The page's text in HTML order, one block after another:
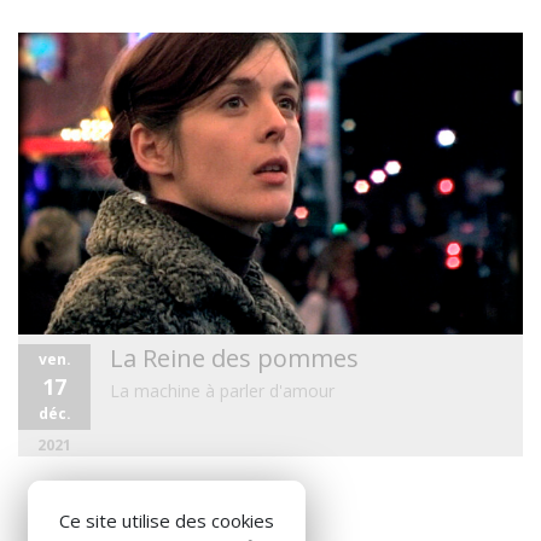
ven.
17
déc.
2021
La Reine des pommes
La machine à parler d'amour
Ce site utilise des cookies